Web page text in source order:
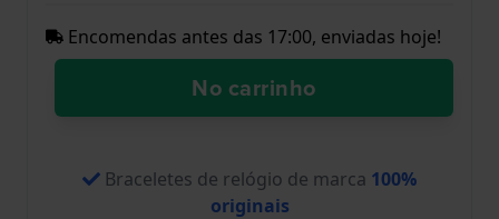
Encomendas antes das 17:00, enviadas hoje!
No carrinho
Braceletes de relógio de marca 100%
originais